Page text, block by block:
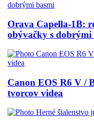
Orava Capella-1B:
obývačky s dobrými
Canon EOS R6 V /
tvorcov videa